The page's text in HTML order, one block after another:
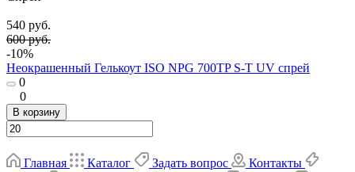
540 руб.
600 руб.
-10%
Неокрашенный Гелькоут ISO NPG 700TP S-T UV спрей
0
0
В корзину
Главная Каталог Задать вопрос
Контакты